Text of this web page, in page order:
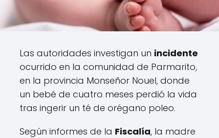
Las autoridades investigan un incidente
ocurrido en la comunidad de Parmarito,
en la provincia Monseñor Nouel, donde
un bebé de cuatro meses perdió la vida
tras ingerir un té de orégano poleo.
Según informes de la Fiscalía, la madre